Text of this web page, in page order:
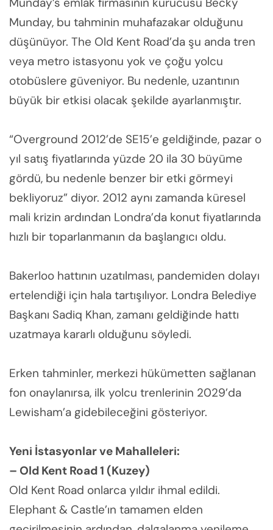
Munday, bu tahminin muhafazakar olduğunu
düşünüyor. The Old Kent Road’da şu anda tren
veya metro istasyonu yok ve çoğu yolcu
otobüslere güveniyor. Bu nedenle, uzantının
büyük bir etkisi olacak şekilde ayarlanmıştır.
“Overground 2012’de SE15’e geldiğinde, pazar o
yıl satış fiyatlarında yüzde 20 ila 30 büyüme
gördü, bu nedenle benzer bir etki görmeyi
bekliyoruz” diyor. 2012 aynı zamanda küresel
mali krizin ardından Londra’da konut fiyatlarında
hızlı bir toparlanmanın da başlangıcı oldu.
Bakerloo hattının uzatılması, pandemiden dolayı
ertelendiği için hala tartışılıyor. Londra Belediye
Başkanı Sadiq Khan, zamanı geldiğinde hattı
uzatmaya kararlı olduğunu söyledi.
Erken tahminler, merkezi hükümetten sağlanan
fon onaylanırsa, ilk yolcu trenlerinin 2029’da
Lewisham’a gidebileceğini gösteriyor.
Yeni İstasyonlar ve Mahalleleri:
– Old Kent Road 1 (Kuzey)
Old Kent Road onlarca yıldır ihmal edildi.
Elephant & Castle’ın tamamen elden